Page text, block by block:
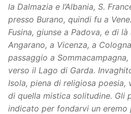
la Dalmazia e l’Albania, S.
presso Burano, quindi fu a
Fusina, giunse a Padova, e di
Angarano, a Vicenza, a
passaggio a
verso il Lago di Garda.
Isola, piena di religiosa
di quella mistica solitudine. Gli
indicato per fondarvi un eremo